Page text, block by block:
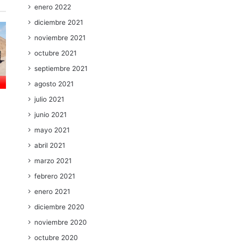
enero 2022
diciembre 2021
noviembre 2021
octubre 2021
septiembre 2021
agosto 2021
julio 2021
junio 2021
mayo 2021
abril 2021
marzo 2021
febrero 2021
enero 2021
diciembre 2020
noviembre 2020
octubre 2020